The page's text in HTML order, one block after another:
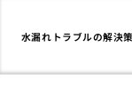
水漏れトラブルの解決